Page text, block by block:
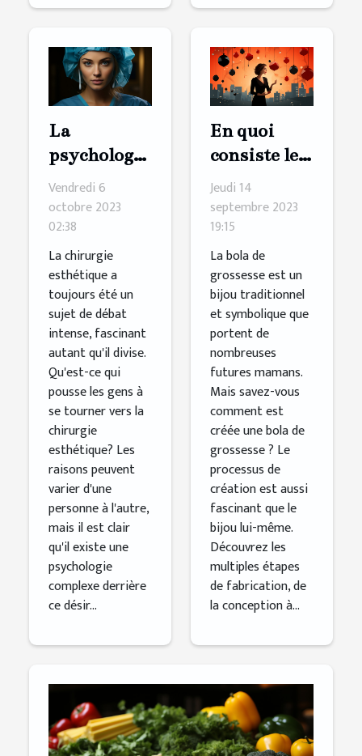
La
psychologie
derrière le
désir de
chirurgie
esthétique
Vendredi 6
octobre 2023
02:38
La chirurgie
esthétique a
toujours été un
sujet de débat
intense, fascinant
autant qu'il divise.
Qu'est-ce qui
pousse les gens à
se tourner vers la
chirurgie
esthétique? Les
raisons peuvent
varier d'une
personne à l'autre,
mais il est clair
qu'il existe une
psychologie
complexe derrière
ce désir...
En quoi
consiste le
processus
de création
d'une bola
de
grossesse
Jeudi 14
septembre 2023
19:15
La bola de
grossesse est un
bijou traditionnel
et symbolique que
portent de
nombreuses
futures mamans.
Mais savez-vous
comment est
créée une bola de
grossesse ? Le
processus de
création est aussi
fascinant que le
bijou lui-même.
Découvrez les
multiples étapes
de fabrication, de
la conception à...